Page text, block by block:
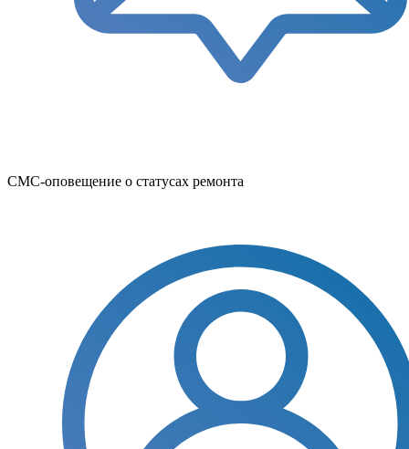
СМС-оповещение о статусах ремонта